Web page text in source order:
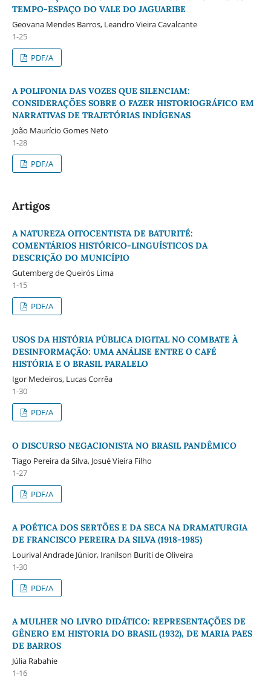
TEMPO-ESPAÇO DO VALE DO JAGUARIBE
Geovana Mendes Barros, Leandro Vieira Cavalcante
1-25
PDF/A
A POLIFONIA DAS VOZES QUE SILENCIAM:
CONSIDERAÇÕES SOBRE O FAZER HISTORIOGRÁFICO EM
NARRATIVAS DE TRAJETÓRIAS INDÍGENAS
João Maurício Gomes Neto
1-28
PDF/A
Artigos
A NATUREZA OITOCENTISTA DE BATURITÉ:
COMENTÁRIOS HISTÓRICO-LINGUÍSTICOS DA
DESCRIÇÃO DO MUNICÍPIO
Gutemberg de Queirós Lima
1-15
PDF/A
USOS DA HISTÓRIA PÚBLICA DIGITAL NO COMBATE À
DESINFORMAÇÃO: UMA ANÁLISE ENTRE O CAFÉ
HISTÓRIA E O BRASIL PARALELO
Igor Medeiros, Lucas Corrêa
1-30
PDF/A
O DISCURSO NEGACIONISTA NO BRASIL PANDÊMICO
Tiago Pereira da Silva, Josué Vieira Filho
1-27
PDF/A
A POÉTICA DOS SERTÕES E DA SECA NA DRAMATURGIA
DE FRANCISCO PEREIRA DA SILVA (1918-1985)
Lourival Andrade Júnior, Iranilson Buriti de Oliveira
1-30
PDF/A
A MULHER NO LIVRO DIDÁTICO: REPRESENTAÇÕES DE
GÊNERO EM HISTORIA DO BRASIL (1932), DE MARIA PAES
DE BARROS
Júlia Rabahie
1-16